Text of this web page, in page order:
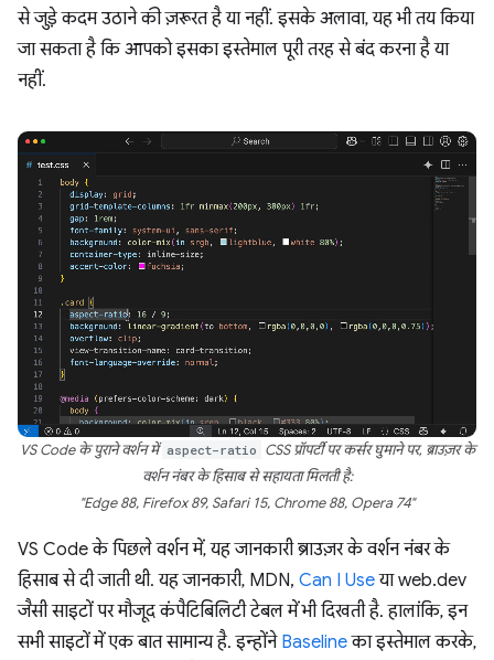
से जुड़े कदम उठाने की ज़रूरत है या नहीं. इसके अलावा, यह भी तय किया
जा सकता है कि आपको इसका इस्तेमाल पूरी तरह से बंद करना है या
नहीं.
VS Code के पुराने वर्शन में aspect-ratio CSS प्रॉपर्टी पर कर्सर घुमाने पर, ब्राउज़र के
वर्शन नंबर के हिसाब से सहायता मिलती है:
"Edge 88, Firefox 89, Safari 15, Chrome 88, Opera 74"
VS Code के पिछले वर्शन में, यह जानकारी ब्राउज़र के वर्शन नंबर के
हिसाब से दी जाती थी. यह जानकारी, MDN, Can I Useया web.dev
जैसी साइटों पर मौजूद कंपैटिबिलिटी टेबल में भी दिखती है. हालांकि, इन
सभी साइटों में एक बात सामान्य है. इन्होंने Baselineका इस्तेमाल करके,